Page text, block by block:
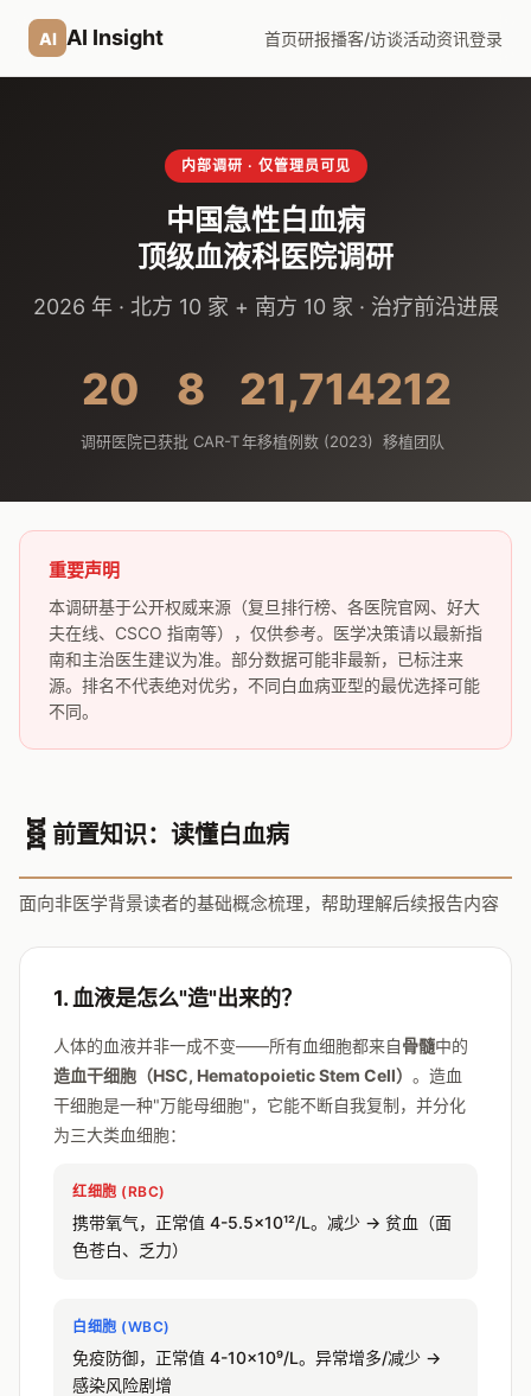
AI AI Insight 首页研报播客/访谈活动资讯登录
内部调研 · 仅管理员可见
中国急性白血病
顶级血液科医院调研
2026 年 · 北方 10 家 + 南方 10 家 · 治疗前沿进展
20
调研医院
8
已获批 CAR-T
21,714
年移植例数 (2023)
212
移植团队
重要声明
本调研基于公开权威来源（复旦排行榜、各医院官网、好大
夫在线、CSCO 指南等），仅供参考。医学决策请以最新指
南和主治医生建议为准。部分数据可能非最新，已标注来
源。排名不代表绝对优劣，不同白血病亚型的最优选择可能
不同。
🧬 前置知识：读懂白血病
面向非医学背景读者的基础概念梳理，帮助理解后续报告内容
1. 血液是怎么"造"出来的？
人体的血液并非一成不变——所有血细胞都来自骨髓中的
造血干细胞（HSC, Hematopoietic Stem Cell） 。造血
干细胞是一种"万能母细胞"，它能不断自我复制，并分化
为三大类血细胞：
红细胞 (RBC)
携带氧气，正常值 4-5.5×10¹²/L。减少 → 贫血（面
色苍白、乏力）
白细胞 (WBC)
免疫防御，正常值 4-10×10⁹/L。异常增多/减少 →
感染风险剧增